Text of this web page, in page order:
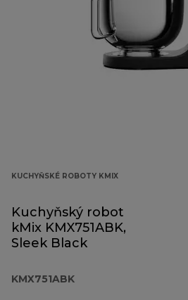
KUCHYŇSKÉ ROBOTY KMIX
Kuchyňský robot
kMix KMX751ABK,
Sleek Black
KMX751ABK